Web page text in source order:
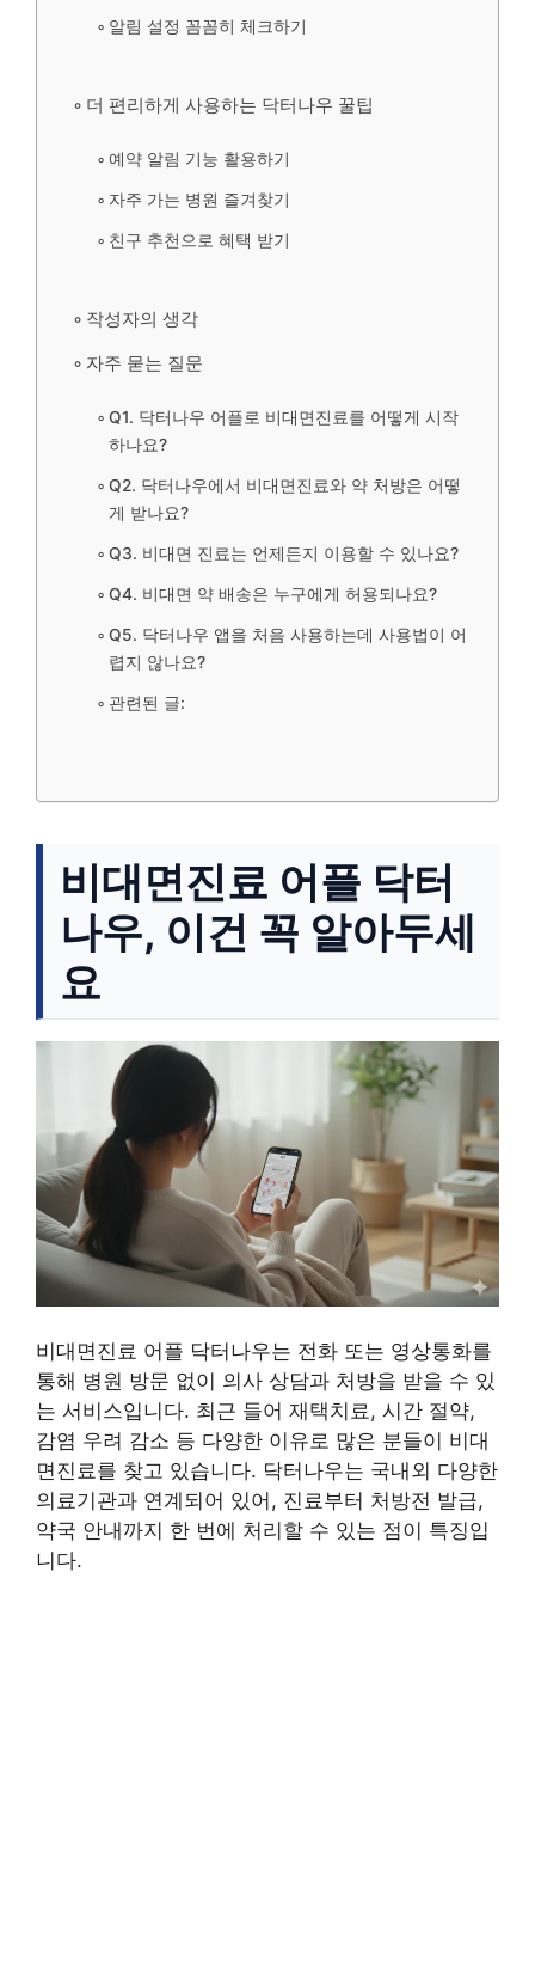
알림 설정 꼼꼼히 체크하기
더 편리하게 사용하는 닥터나우 꿀팁
예약 알림 기능 활용하기
자주 가는 병원 즐겨찾기
친구 추천으로 혜택 받기
작성자의 생각
자주 묻는 질문
Q1. 닥터나우 어플로 비대면진료를 어떻게 시작
하나요?
Q2. 닥터나우에서 비대면진료와 약 처방은 어떻
게 받나요?
Q3. 비대면 진료는 언제든지 이용할 수 있나요?
Q4. 비대면 약 배송은 누구에게 허용되나요?
Q5. 닥터나우 앱을 처음 사용하는데 사용법이 어
렵지 않나요?
관련된 글:
비대면진료 어플 닥터
나우, 이건 꼭 알아두세
요
비대면진료 어플 닥터나우는 전화 또는 영상통화를
통해 병원 방문 없이 의사 상담과 처방을 받을 수 있
는 서비스입니다. 최근 들어 재택치료, 시간 절약,
감염 우려 감소 등 다양한 이유로 많은 분들이 비대
면진료를 찾고 있습니다. 닥터나우는 국내외 다양한
의료기관과 연계되어 있어, 진료부터 처방전 발급,
약국 안내까지 한 번에 처리할 수 있는 점이 특징입
니다.